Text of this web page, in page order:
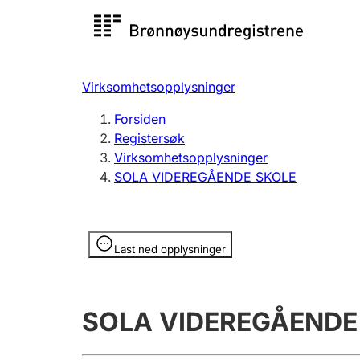
Registersøk
Registrere, endre, slette
Virksomhetsopplysninger
Forsiden
Registersøk
Virksomhetsopplysninger
SOLA VIDEREGÅENDE SKOLE
Last ned opplysninger
Opplysninger er skjult
SOLA